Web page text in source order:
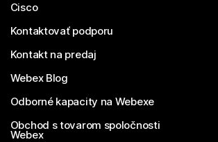
Cisco
Kontaktovať podporu
Kontakt na predaj
Webex Blog
Odborné kapacity na Webexe
Obchod s tovarom spoločnosti
Webex